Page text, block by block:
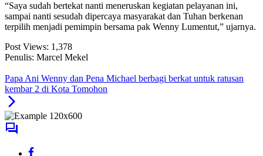
“Saya sudah bertekat nanti meneruskan kegiatan pelayanan ini,
sampai nanti sesudah dipercaya masyarakat dan Tuhan berkenan
terpilih menjadi pemimpin bersama pak Wenny Lumentut,” ujarnya.
Post Views: 1,378
Penulis: Marcel Mekel
Papa Ani Wenny dan Pena Michael berbagi berkat untuk ratusan
kembar 2 di Kota Tomohon